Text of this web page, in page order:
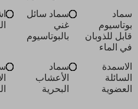
سماد
بوتاسيوم
قابل للذوبان
في الماء
سماد سائل
غني
بالبوتاسيوم
الاسمدة
السائلة
العضوية
سماد
الأعشاب
البحرية